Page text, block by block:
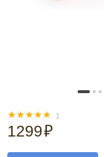
☆
☆
☆
☆
☆ 1
1299₽